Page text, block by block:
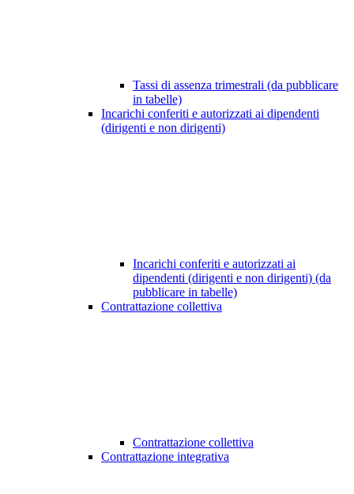
Tassi di assenza trimestrali (da pubblicare
in tabelle)
Incarichi conferiti e autorizzati ai dipendenti
(dirigenti e non dirigenti)
Incarichi conferiti e autorizzati ai
dipendenti (dirigenti e non dirigenti) (da
pubblicare in tabelle)
Contrattazione collettiva
Contrattazione collettiva
Contrattazione integrativa